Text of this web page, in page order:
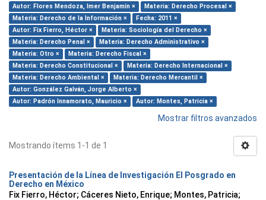
Autor: Flores Mendoza, Imer Benjamín ×
Materia: Derecho Procesal ×
Materia: Derecho de la Información ×
Fecha: 2011 ×
Autor: Fix Fierro, Héctor ×
Materia: Sociología del Derecho ×
Materia: Derecho Penal ×
Materia: Derecho Administrativo ×
Materia: Otro ×
Materia: Derecho Fiscal ×
Materia: Derecho Constitucional ×
Materia: Derecho Internacional ×
Materia: Derecho Ambiental ×
Materia: Derecho Mercantil ×
Autor: González Galván, Jorge Alberto ×
Autor: Padrón Innamorato, Mauricio ×
Autor: Montes, Patricia ×
Mostrar filtros avanzados
Mostrando ítems 1-1 de 1
Presentación de la Línea de Investigación El Posgrado en
Derecho en México
Fix Fierro, Héctor; Cáceres Nieto, Enrique; Montes, Patricia;